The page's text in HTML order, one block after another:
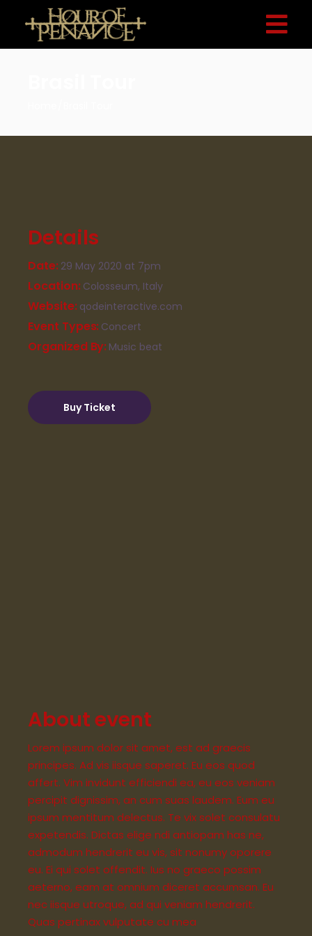
Details
Date 29 May 2020 at 7pm
Location Colosseum, Italy
Website qodeinteractive.com
Event Types Concert
Organized By Music beat
Buy Ticket
About event
Lorem ipsum dolor sit amet, est ad graecis
principes. Ad vis iisque saperet. Eu eos quod
affert. Vim invidunt efficiendi ea, eu eos veniam
percipit dignissim, an cum suas laudem. Eum eu
ipsum mentitum delectus. Te vix solet consulatu
expetendis. Dictas elige ndi antiopam has ne,
admodum hendrerit eu vis, sit nonumy oporere
eu. Ei qui solet offendit. Ius no graeco possim
aeterno, eam at omnium diceret accumsan. Eu
nec iisque utroque, ad qui veniam hendrerit.
Quas pertinax vulputate cu mea